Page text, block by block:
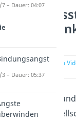
zur Stelle im
(02:50)
zu denken
in unserer
7 – Dauer: 04:07
3 – Dauer: 05:37